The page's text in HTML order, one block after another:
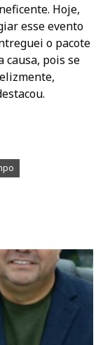
Hoje,
esse evento
o pacote
causa, pois se